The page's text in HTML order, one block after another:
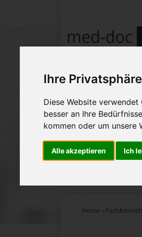
Ihre
Diese Website
besser an Ihre
kommen oder um unsere
Alle akzeptieren Ich
Home